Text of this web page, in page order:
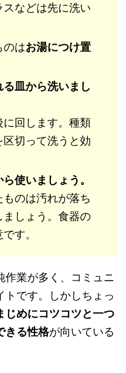
スなどは先に洗い
のはお湯につけ置
皿から洗いまし
回します。種類
切って洗うと効
使いましょう。
のは汚れが落ち
しょう。食器の
す。
作業が多く、コミュニ
トです。しかしちょっ
じめにコツコツと一つ
きる性格が向いている